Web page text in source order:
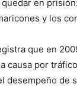
en
y los
que en
causa por
desempeño de